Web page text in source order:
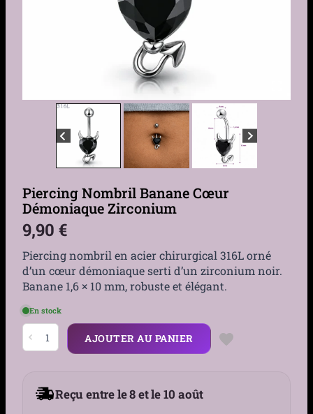
Piercing Nombril Banane Cœur
Démoniaque Zirconium
9,90 €
Piercing nombril en acier chirurgical 316L orné
d’un cœur démoniaque serti d’un zirconium noir.
Banane 1,6 × 10 mm, robuste et élégant.
En stock
quantité
de
Piercing
Cœur
Démoniaque
AJOUTER AU PANIER
Reçu entre le 8 et le 10 août